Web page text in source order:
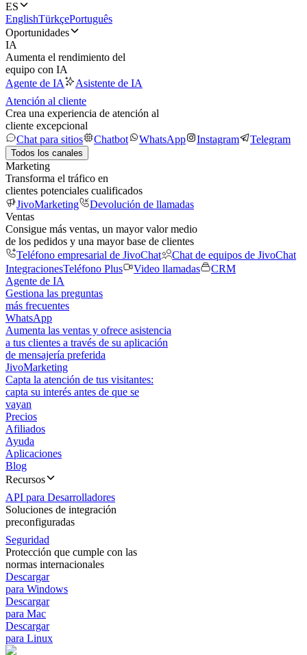
ES
EnglishTürkçePortuguês
Oportunidades
IA
Aumenta el rendimiento del
equipo con IA
Agente de IA
Asistente de IA
Atención al cliente
Crea una experiencia de atención al
cliente excepcional
Chat para sitios
Chatbot WhatsApp Instagram Telegram
Todos los canales
Marketing
Transforma el tráfico en
clientes potenciales cualificados
JivoMarketing
Devolución de llamadas
Ventas
Consigue más ventas, un mayor valor medio
de los pedidos y una mayor base de clientes
Teléfono empresarial de JivoChat
Chat de equipos de JivoChat
IntegracionesTeléfono Plus Video llamadas
CRM
Agente de IA
Gestiona las preguntas
más frecuentes
WhatsApp
Aumenta las ventas y ofrece asistencia
a tus clientes a través de su aplicación
de mensajería preferida
JivoMarketing
Capta la atención de tus visitantes:
capta su interés antes de que se
vayan
Precios
Afiliados
Ayuda
Aplicaciones
Blog
Recursos
API para Desarrolladores
Soluciones de integración
preconfiguradas
Seguridad
Protección que cumple con las
normas internacionales
Descargar
para Windows
Descargar
para Mac
Descargar
para Linux